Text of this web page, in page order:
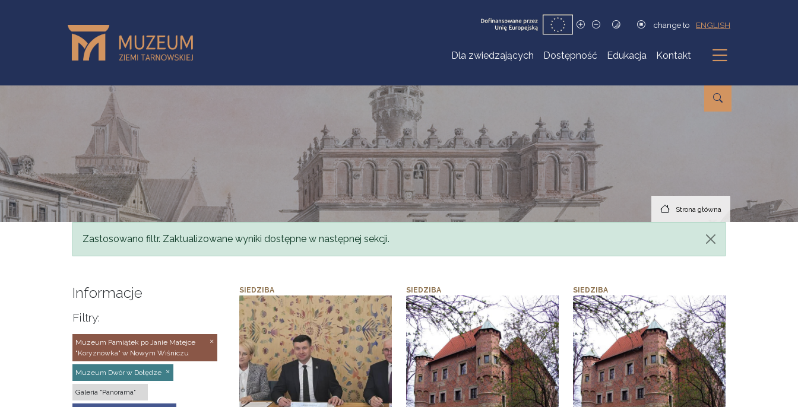
change to ENGLISH
Dla zwiedzających Dostępność Edukacja Kontakt
Podmenu
Strona główna
Komunikat
Zastosowano filtr. Zaktualizowane wyniki dostępne w następnej sekcji.
Informacje
Filtry:
Muzeum Pamiątek po Janie Matejce
"Koryznówka" w Nowym Wiśniczu
Muzeum Dwór w Dołędze
Galeria "Panorama"
SIEDZIBA SIEDZIBA SIEDZIBA